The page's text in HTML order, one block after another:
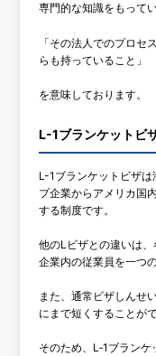
専門的な知識をもって
「その法人でのプロセ
らも持っていること」
を意味しております。
L-1ブランケットビ
L-1ブランケットビザ
プ企業からアメリカ国
する制度です。
他のLビザとの違いは
企業内の従業員を一つ
また、通常ビザしんせ
にまで短くすることがで
そのため、L‐1ブラン